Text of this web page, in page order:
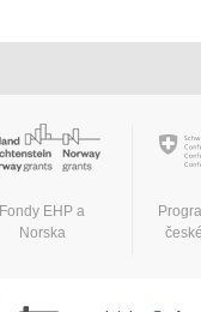
Fondy EHP a
Norska